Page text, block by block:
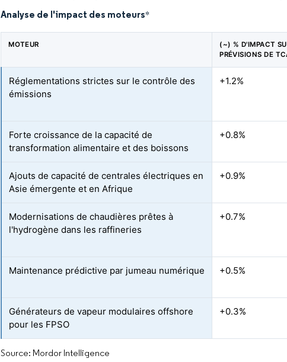
Analyse de l'impact des moteurs*
MOTEUR
(~) % D'IMPACT
PRÉVISIONS DE
Réglementations strictes sur le contrôle des
émissions
+1.2%
Forte croissance de la capacité de
transformation alimentaire et des boissons
+0.8%
Ajouts de capacité de centrales électriques en
Asie émergente et en Afrique
+0.9%
Modernisations de chaudières prêtes à
l'hydrogène dans les raffineries
+0.7%
Maintenance prédictive par jumeau numérique +0.5%
Générateurs de vapeur modulaires offshore
pour les FPSO
+0.3%
Source: Mordor Intelligence